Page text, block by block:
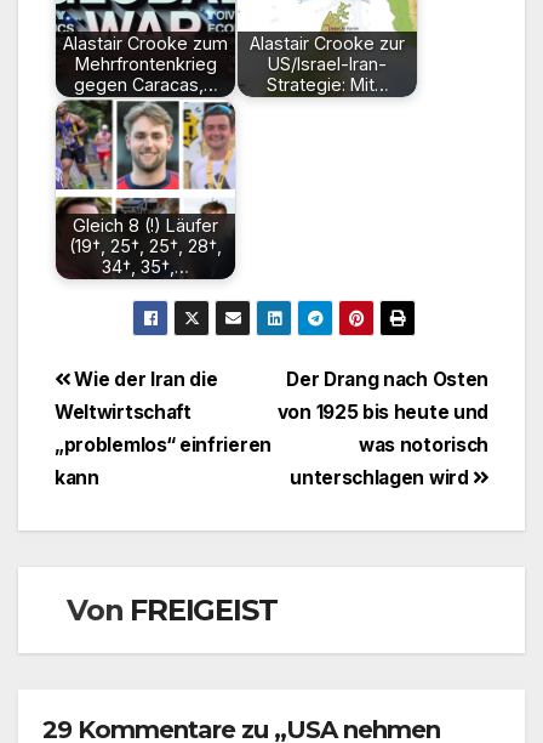
Alastair Crooke zum
Mehrfrontenkrieg
gegen Caracas,…
Alastair Crooke zur
US/Israel-Iran-
Strategie: Mit…
Gleich 8 (!) Läufer
(19†, 25†, 25†, 28†,
34†, 35†,…
Beitragsnavigation
Der Drang nach Osten
von 1925 bis heute und
was notorisch
unterschlagen wird
Wie der Iran die
Weltwirtschaft
„problemlos“ einfrieren
kann
Von FREIGEIST
29 Kommentare zu „USA nehmen